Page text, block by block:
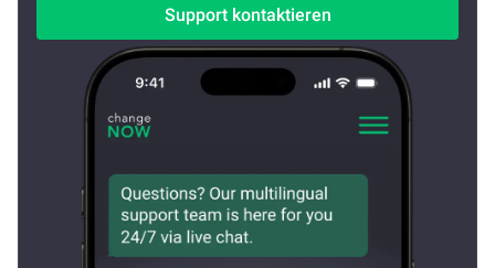
Support kontaktieren